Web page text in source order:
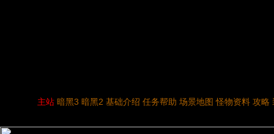
主站 暗黑3 暗黑2 基础介绍 任务帮助 场景地图 怪物资料 攻略